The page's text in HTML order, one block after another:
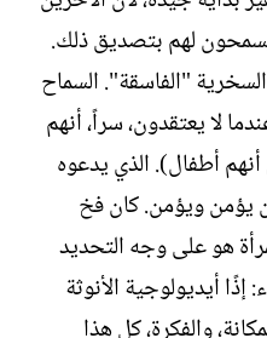
لهم بتصديق ذلك.
"الفاسقة". السماح
لا يعتقدون، سراً، أنهم
أنهم أطفال). الذي يدعوه
يؤمن ويؤمن. كان فخ
هو على وجه التحديد
أيديولوجية الأنوثة